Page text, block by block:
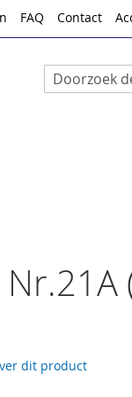
FAQ Contact
Search
dit product